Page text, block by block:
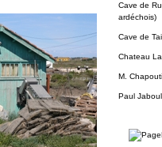
Cave de
ardéchois)
Cave de
Chateau
M.
Paul